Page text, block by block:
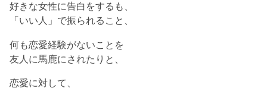
好きな女性に告白をするも、
「いい人」で振られること、
何も恋愛経験がないことを
友人に馬鹿にされたりと、
恋愛に対して、